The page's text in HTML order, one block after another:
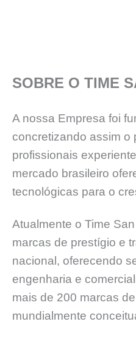
SOBRE O TIME
A nossa Empresa foi
concretizando assim o
profissionais
mercado brasileiro
tecnológicas para o
Atualmente o Time
marcas de prestígio e
nacional, oferecendo
engenharia e
mais de 200 marcas
mundialmente